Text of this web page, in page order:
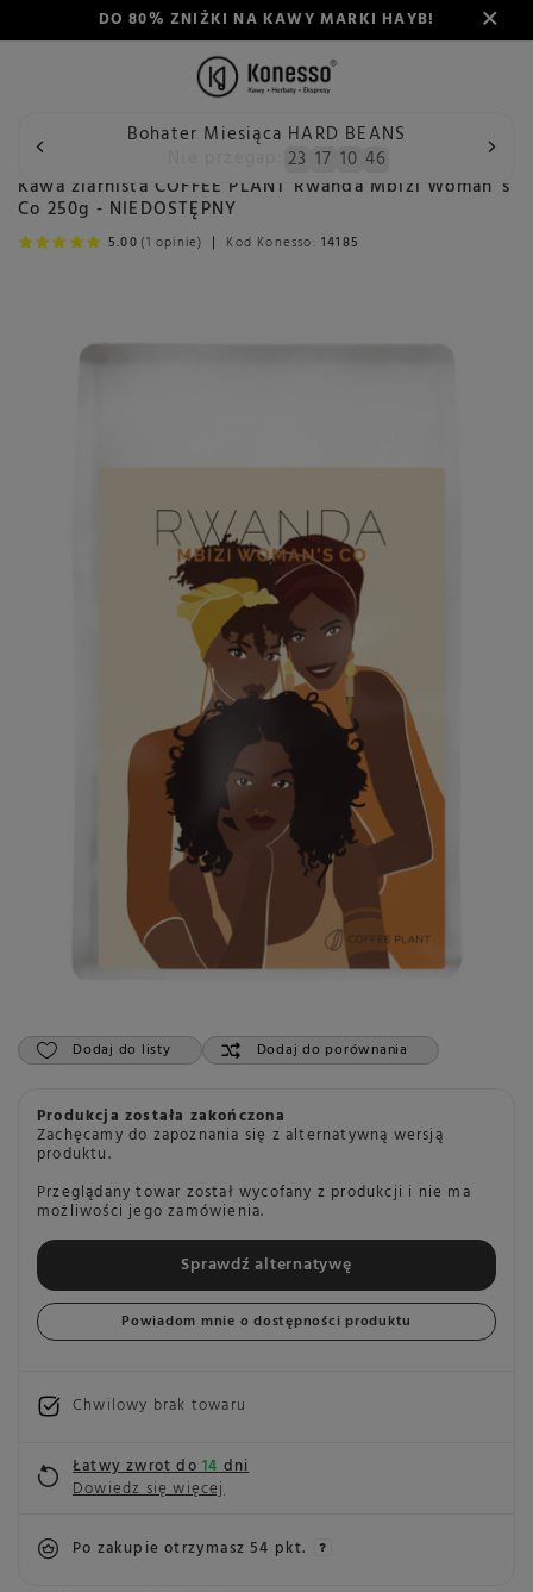
DO 80% ZNIŻKI NA KAWY MARKI HAYB!
Bohater Miesiąca HARD BEANS
23 17 10 46
Wstecz Konesso Kawa ziarnista COFFEE PLANT Rwanda
Kawa ziarnista COFFEE PLANT Rwanda Mbizi Woman`s
Co 250g - NIEDOSTĘPNY
5.00 (1 opinie) Kod Konesso: 14185
Dodaj do listy Dodaj do porównania
Produkcja została zakończona
Zachęcamy do zapoznania się z alternatywną wersją
produktu.
Przeglądany towar został wycofany z produkcji i nie ma
możliwości jego zamówienia.
Sprawdź alternatywę
Powiadom mnie o dostępności produktu
Chwilowy brak towaru
Łatwy zwrot do14dni
Dowiedz się więcej
Po zakupie otrzymasz 54 pkt.